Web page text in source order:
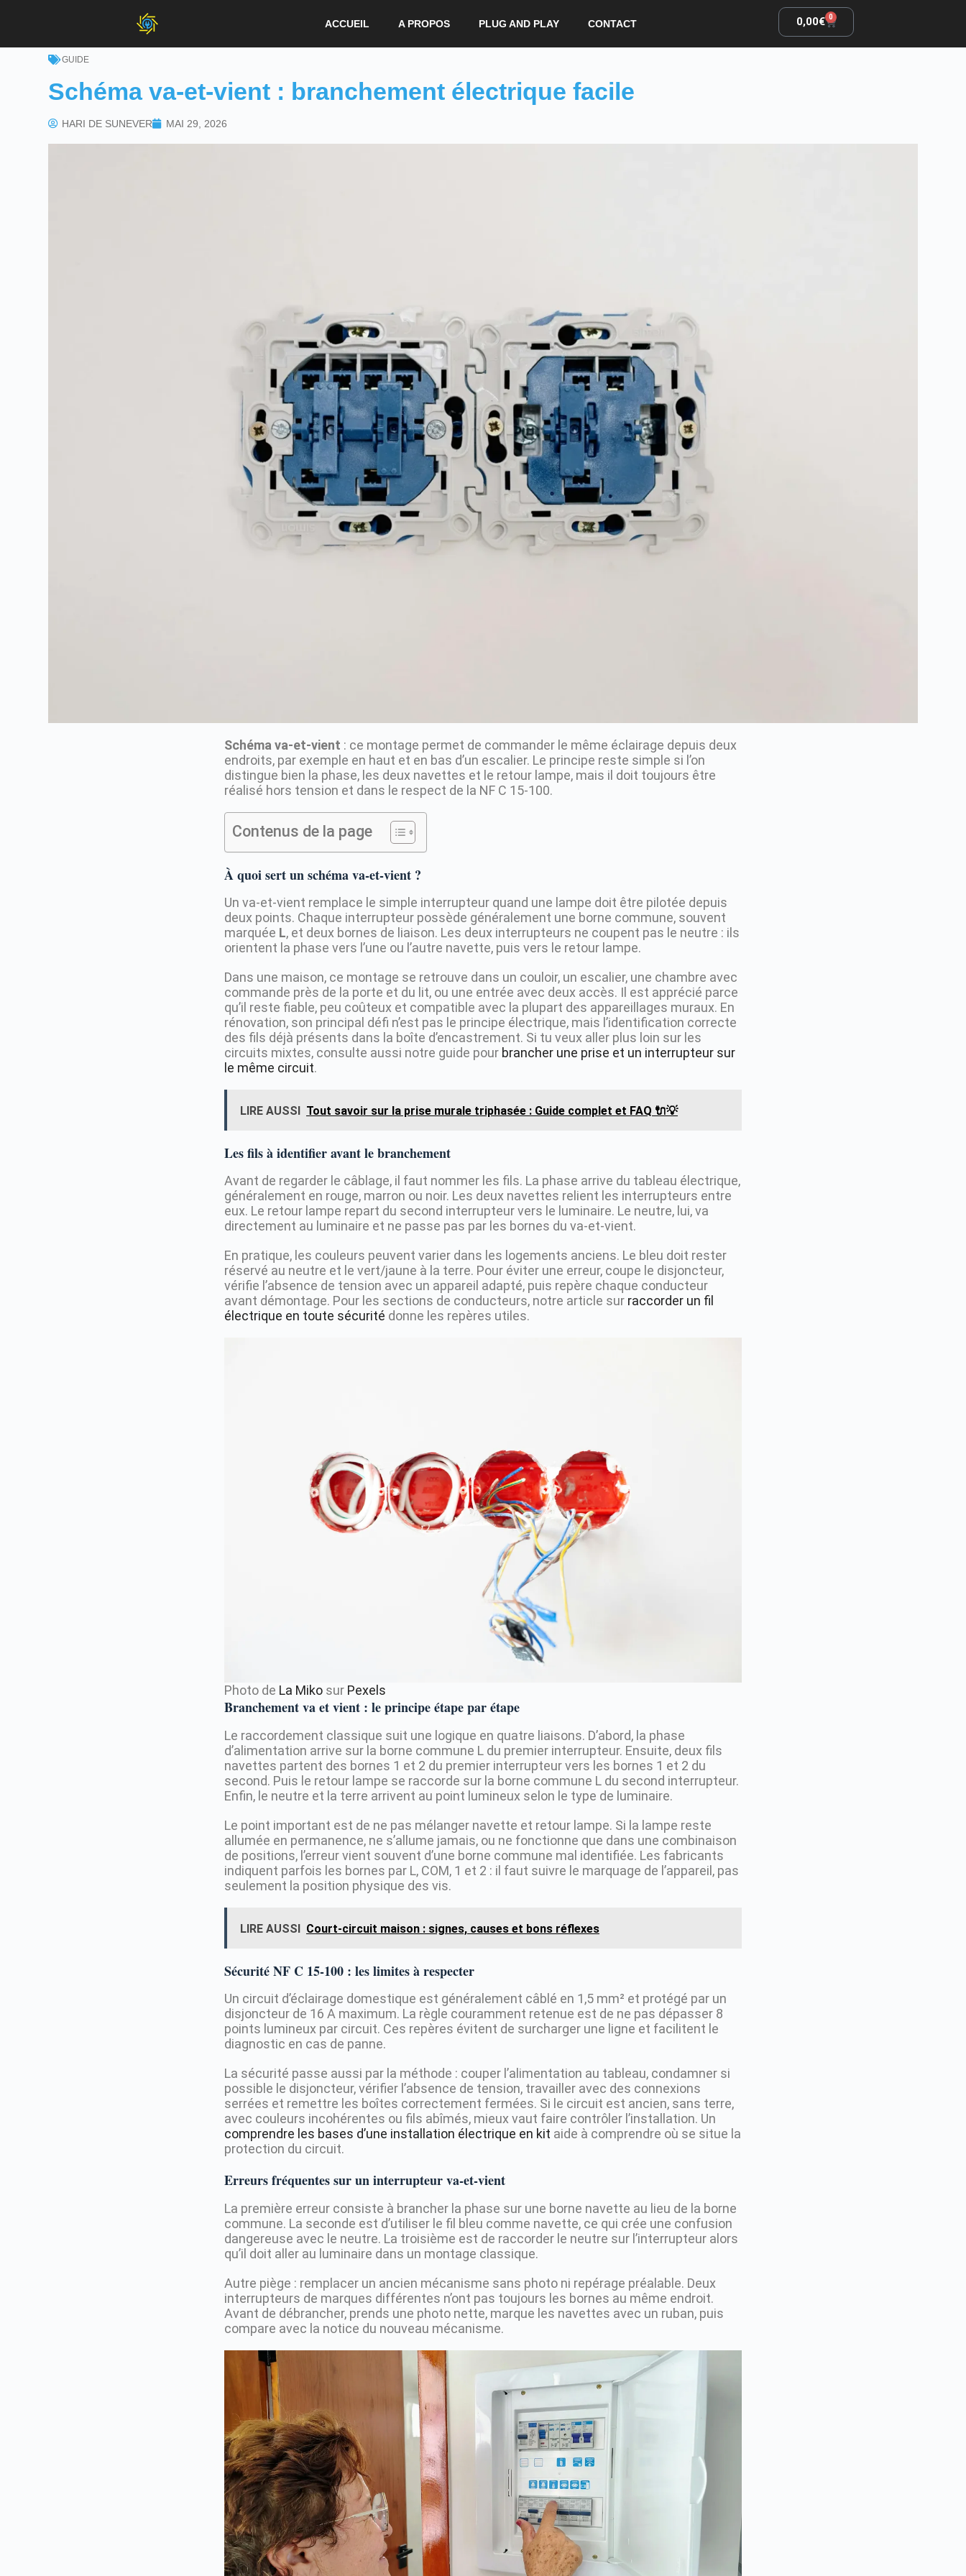
ACCUEIL A PROPOS PLUG AND PLAY CONTACT 0,00€ 0
GUIDE
Schéma va-et-vient : branchement électrique facile
HARI DE SUNEVER MAI 29, 2026
Schéma va-et-vient : ce montage permet de commander le même éclairage depuis deux
endroits, par exemple en haut et en bas d’un escalier. Le principe reste simple si l’on
distingue bien la phase, les deux navettes et le retour lampe, mais il doit toujours être
réalisé hors tension et dans le respect de la NF C 15-100.
Contenus de la page
À quoi sert un schéma va-et-vient ?
Un va-et-vient remplace le simple interrupteur quand une lampe doit être pilotée depuis
deux points. Chaque interrupteur possède généralement une borne commune, souvent
marquée L, et deux bornes de liaison. Les deux interrupteurs ne coupent pas le neutre : ils
orientent la phase vers l’une ou l’autre navette, puis vers le retour lampe.
Dans une maison, ce montage se retrouve dans un couloir, un escalier, une chambre avec
commande près de la porte et du lit, ou une entrée avec deux accès. Il est apprécié parce
qu’il reste fiable, peu coûteux et compatible avec la plupart des appareillages muraux. En
rénovation, son principal défi n’est pas le principe électrique, mais l’identification correcte
des fils déjà présents dans la boîte d’encastrement. Si tu veux aller plus loin sur les
circuits mixtes, consulte aussi notre guide pour brancher une prise et un interrupteur sur
le même circuit.
LIRE AUSSI Tout savoir sur la prise murale triphasée : Guide complet et FAQ 🔌💡
Les fils à identifier avant le branchement
Avant de regarder le câblage, il faut nommer les fils. La phase arrive du tableau électrique,
généralement en rouge, marron ou noir. Les deux navettes relient les interrupteurs entre
eux. Le retour lampe repart du second interrupteur vers le luminaire. Le neutre, lui, va
directement au luminaire et ne passe pas par les bornes du va-et-vient.
En pratique, les couleurs peuvent varier dans les logements anciens. Le bleu doit rester
réservé au neutre et le vert/jaune à la terre. Pour éviter une erreur, coupe le disjoncteur,
vérifie l’absence de tension avec un appareil adapté, puis repère chaque conducteur
avant démontage. Pour les sections de conducteurs, notre article sur raccorder un fil
électrique en toute sécurité donne les repères utiles.
Photo de La Miko sur Pexels
Branchement va et vient : le principe étape par étape
Le raccordement classique suit une logique en quatre liaisons. D’abord, la phase
d’alimentation arrive sur la borne commune L du premier interrupteur. Ensuite, deux fils
navettes partent des bornes 1 et 2 du premier interrupteur vers les bornes 1 et 2 du
second. Puis le retour lampe se raccorde sur la borne commune L du second interrupteur.
Enfin, le neutre et la terre arrivent au point lumineux selon le type de luminaire.
Le point important est de ne pas mélanger navette et retour lampe. Si la lampe reste
allumée en permanence, ne s’allume jamais, ou ne fonctionne que dans une combinaison
de positions, l’erreur vient souvent d’une borne commune mal identifiée. Les fabricants
indiquent parfois les bornes par L, COM, 1 et 2 : il faut suivre le marquage de l’appareil, pas
seulement la position physique des vis.
LIRE AUSSI Court-circuit maison : signes, causes et bons réflexes
Sécurité NF C 15-100 : les limites à respecter
Un circuit d’éclairage domestique est généralement câblé en 1,5 mm² et protégé par un
disjoncteur de 16 A maximum. La règle couramment retenue est de ne pas dépasser 8
points lumineux par circuit. Ces repères évitent de surcharger une ligne et facilitent le
diagnostic en cas de panne.
La sécurité passe aussi par la méthode : couper l’alimentation au tableau, condamner si
possible le disjoncteur, vérifier l’absence de tension, travailler avec des connexions
serrées et remettre les boîtes correctement fermées. Si le circuit est ancien, sans terre,
avec couleurs incohérentes ou fils abîmés, mieux vaut faire contrôler l’installation. Un
comprendre les bases d’une installation électrique en kit aide à comprendre où se situe la
protection du circuit.
Erreurs fréquentes sur un interrupteur va-et-vient
La première erreur consiste à brancher la phase sur une borne navette au lieu de la borne
commune. La seconde est d’utiliser le fil bleu comme navette, ce qui crée une confusion
dangereuse avec le neutre. La troisième est de raccorder le neutre sur l’interrupteur alors
qu’il doit aller au luminaire dans un montage classique.
Autre piège : remplacer un ancien mécanisme sans photo ni repérage préalable. Deux
interrupteurs de marques différentes n’ont pas toujours les bornes au même endroit.
Avant de débrancher, prends une photo nette, marque les navettes avec un ruban, puis
compare avec la notice du nouveau mécanisme.